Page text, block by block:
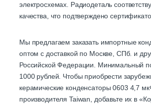
электросхемах. Радиодеталь
качества, что подтверждено
Мы предлагаем заказать импортные
оптом с доставкой по Москве, СПб. и
Российской Федерации. Минимальный
1000 рублей. Чтобы приобрести
керамические конденсаторы 0603 4,7
производителя Taiwan, добавьте их в